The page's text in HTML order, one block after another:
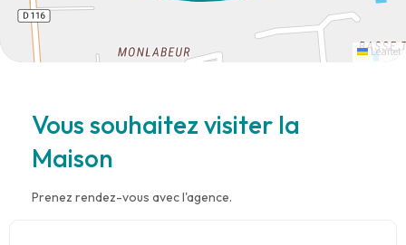
Leaflet
Vous souhaitez visiter la
Maison
Prenez rendez-vous avec l'agence.